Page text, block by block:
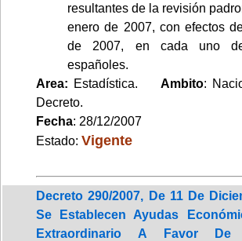
resultantes de la revisión
enero de 2007, con efectos
de 2007, en cada uno
españoles.
Area: Estadística. Ambito:
Decreto.
Fecha: 28/12/2007
Estado: Vigente
Decreto 290/2007, De 11 De
Se Establecen Ayudas
Extraordinario A Favor De